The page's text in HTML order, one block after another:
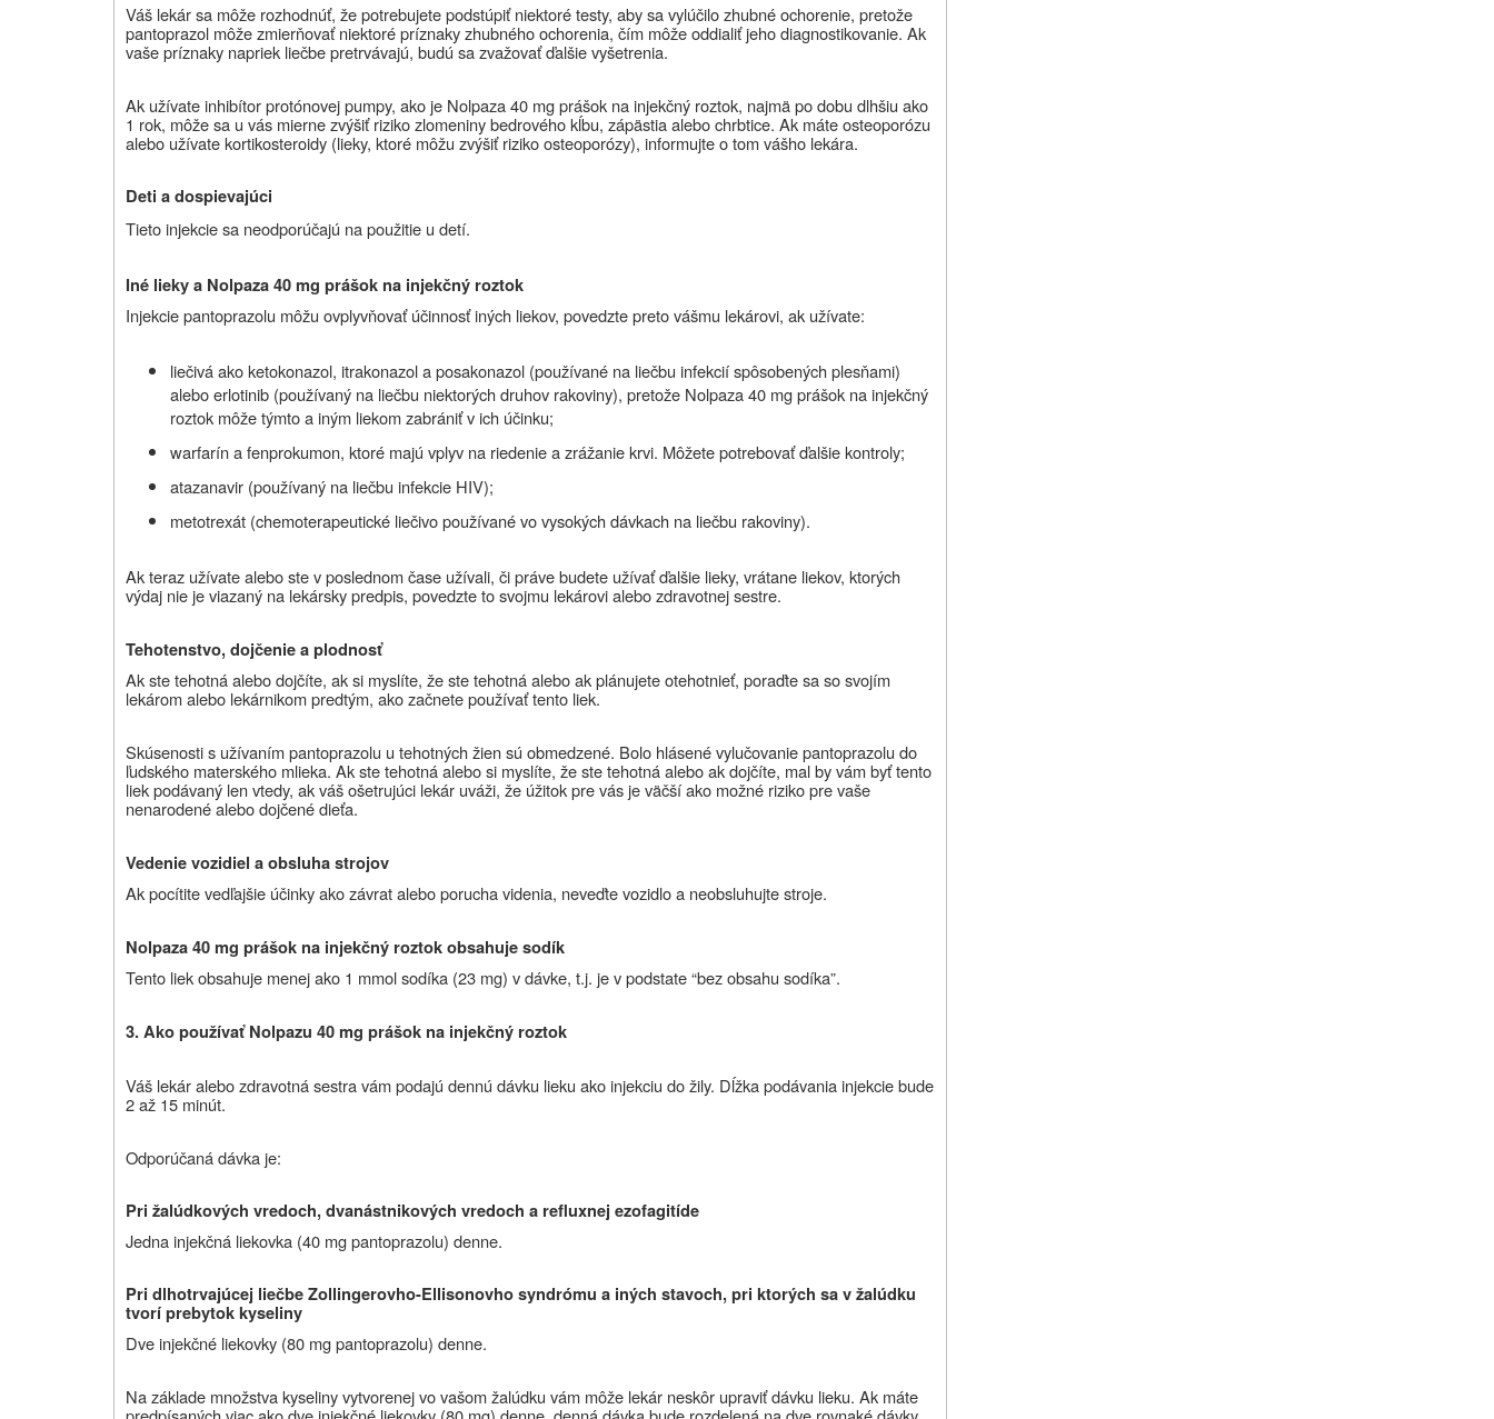
Váš lekár sa môže rozhodnúť, že potrebujete podstúpiť niektoré testy, aby sa vylúčilo zhubné ochorenie, pretože
pantoprazol môže zmierňovať niektoré príznaky zhubného ochorenia, čím môže oddialiť jeho diagnostikovanie. Ak
vaše príznaky napriek liečbe pretrvávajú, budú sa zvažovať ďalšie vyšetrenia.
Ak užívate inhibítor protónovej pumpy, ako je Nolpaza40 mg prášok na injekčný roztok, najmä po dobu dlhšiu ako
1 rok, môže sa u vás mierne zvýšiť riziko zlomeniny bedrového kĺbu, zápästia alebo chrbtice. Ak máte osteoporózu
alebo užívate kortikosteroidy (lieky, ktoré môžu zvýšiť riziko osteoporózy), informujte o tom vášho lekára.
Deti a dospievajúci
Tieto injekcie sa neodporúčajú na použitie u detí.
Iné lieky a Nolpaza 40 mg prášok na injekčný roztok
Injekcie pantoprazolu môžu ovplyvňovať účinnosť iných liekov, povedzte preto vášmu lekárovi, ak užívate:
liečivá ako ketokonazol, itrakonazol a posakonazol (používané na liečbu infekcií spôsobených plesňami)
alebo erlotinib (používaný na liečbu niektorých druhov rakoviny), pretože Nolpaza 40 mg prášok na injekčný
roztok môže týmto a iným liekom zabrániť v ich účinku;
warfarín a fenprokumon, ktoré majú vplyv na riedenie a zrážanie krvi. Môžete potrebovať ďalšie kontroly;
atazanavir (používaný na liečbu infekcie HIV);
metotrexát (chemoterapeutické liečivo používané vo vysokých dávkach na liečbu rakoviny).
Ak teraz užívate alebo ste v poslednom čase užívali, či práve budete užívaťďalšie lieky, vrátane liekov, ktorých
výdaj nie je viazaný na lekársky predpis, povedzte tosvojmu lekárovi alebo zdravotnej sestre.
Tehotenstvo, dojčenie a plodnosť
Ak ste tehotná alebo dojčíte, ak si myslíte, že ste tehotná alebo ak plánujete otehotnieť, poraďte sa so svojím
lekárom alebo lekárnikom predtým, ako začnete používať tento liek.
Skúsenosti s užívaním pantoprazolu u tehotných žien sú obmedzené. Bolo hlásené vylučovanie pantoprazolu do
ľudského materského mlieka. Ak ste tehotná alebo si myslíte, že ste tehotná alebo ak dojčíte, mal by vám byť tento
liek podávaný len vtedy, ak váš ošetrujúci lekár uváži, že úžitok pre vás je väčší ako možné riziko pre vaše
nenarodené alebo dojčené dieťa.
Vedenie vozidiel a obsluha strojov
Ak pocítite vedľajšie účinky ako závrat alebo porucha videnia, neveďte vozidlo a neobsluhujte stroje.
Nolpaza 40 mg prášok na injekčný roztok obsahuje sodík
Tento liek obsahuje menej ako 1 mmol sodíka (23 mg) v dávke, t.j. je v podstate “bez obsahu sodíka”.
3. Ako používať Nolpazu 40mg prášok na injekčný roztok
Váš lekár alebo zdravotná sestra vám podajú dennú dávku lieku ako injekciu do žily. Dĺžka podávania injekcie bude
2 až 15 minút.
Odporúčaná dávka je:
Pri žalúdkových vredoch, dvanástnikových vredoch a refluxnej ezofagitíde
Jedna injekčná liekovka (40 mg pantoprazolu) denne.
Pri dlhotrvajúcej liečbe Zollingerovho-Ellisonovho syndrómu a iných stavoch, pri ktorých sa v žalúdku
tvorí prebytok kyseliny
Dve injekčné liekovky (80 mg pantoprazolu) denne.
Na základe množstva kyseliny vytvorenej vo vašom žalúdku vám môže lekár neskôr upraviť dávku lieku. Ak máte